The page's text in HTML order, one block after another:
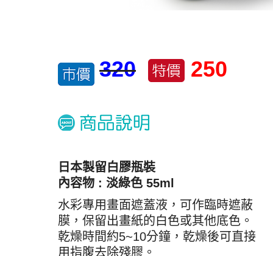
320 250
日本製留白膠瓶裝
內容物 : 淡綠色 55ml
水彩專用畫面遮蓋液，可作臨時遮蔽
膜，保留出畫紙的白色或其他底色。
乾燥時間約5~10分鐘，乾燥後可直接
用指腹去除殘膠。